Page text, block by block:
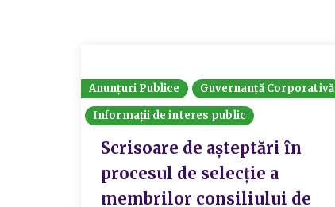
Anunțuri Publice
Guvernanță Corporativă
Informații de interes public
Scrisoare de așteptări în
procesul de selecție a
membrilor consiliului de